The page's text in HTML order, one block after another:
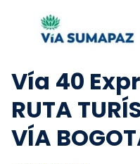
Vía 40
RUTA
VÍA